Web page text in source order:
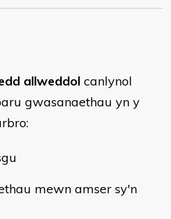
allweddol canlynol
gwasanaethau yn y
mewn amser sy'n